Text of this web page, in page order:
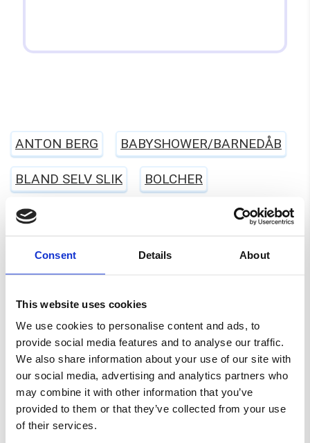
Consent Details About
This website uses cookies
We use cookies to personalise content and ads, to
provide social media features and to analyse our traffic.
We also share information about your use of our site with
our social media, advertising and analytics partners who
may combine it with other information that you’ve
provided to them or that they’ve collected from your use
of their services.
ANTON BERG BABYSHOWER/BARNEDÅB
BLAND SELV SLIK BOLCHER
CANDYLAND
CARLETTI CHOKOLADE CLOETTA
FASTELAVN FRANSSONS FØDSELSDAG
GELATINEFRI GLUTENFRI HALLOWEEN
HARIBO JUL KARAMEL LAKRIDS
LAKTOSEFRI